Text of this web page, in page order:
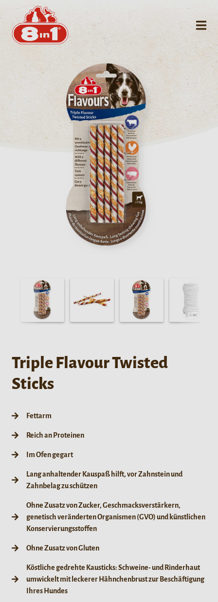
Triple Flavour Twisted
Sticks
Fettarm
Reich an Proteinen
Im Ofen gegart
Lang anhaltender Kauspaß hilft, vor Zahnstein und
Zahnbelag zu schützen
Ohne Zusatz von Zucker, Geschmacksverstärkern,
genetisch veränderten Organismen (GVO) und künstlichen
Konservierungsstoffen
Ohne Zusatz von Gluten
Köstliche gedrehte Kausticks: Schweine- und Rinderhaut
umwickelt mit leckerer Hähnchenbrust zur Beschäftigung
Ihres Hundes